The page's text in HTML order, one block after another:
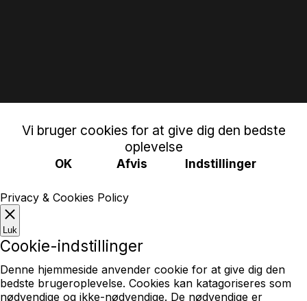
Vi bruger cookies for at give dig den bedste
oplevelse
OK Afvis Indstillinger
Privacy & Cookies Policy
Luk
Cookie-indstillinger
Denne hjemmeside anvender cookie for at give dig den
bedste brugeroplevelse. Cookies kan katagoriseres som
nødvendige og ikke-nødvendige. De nødvendige er